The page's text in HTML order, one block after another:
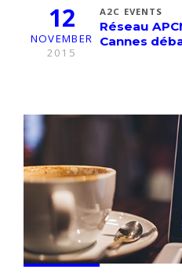
12
NOVEMBER
2015
A2C EVENTS
Réseau
Cannes